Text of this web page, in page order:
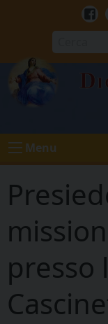
Menu
presso